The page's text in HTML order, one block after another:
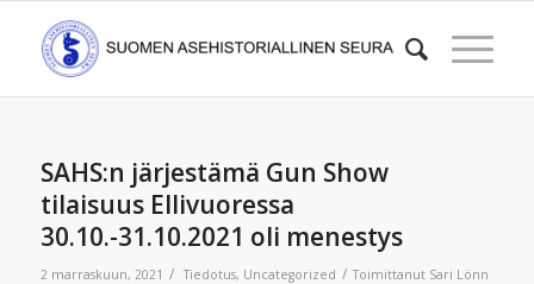
SAHS:n järjestämä Gun Show
tilaisuus Ellivuoressa
30.10.-31.10.2021 oli menestys
2 marraskuun, 2021 / Tiedotus, Uncategorized / Toimittanut Sari Lönn